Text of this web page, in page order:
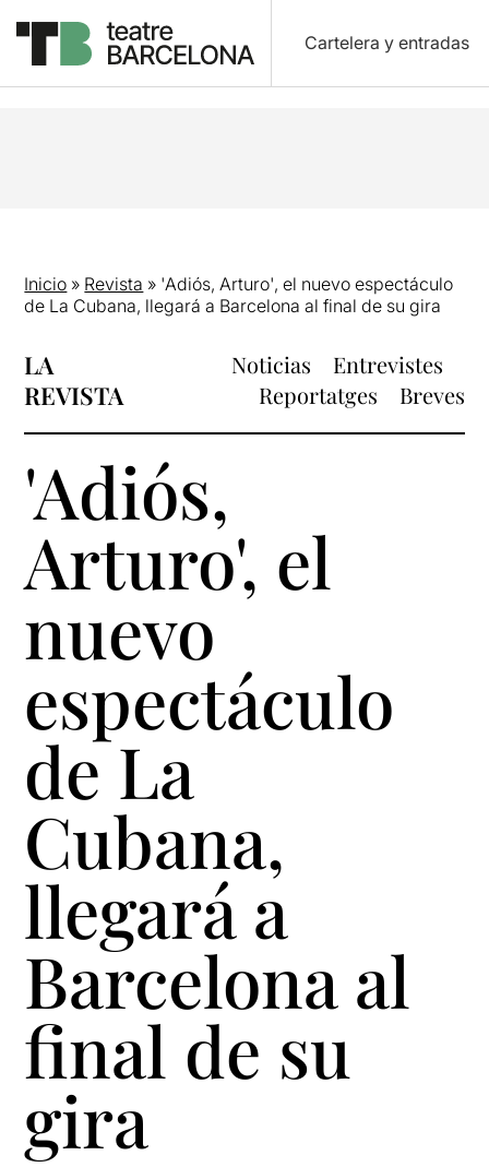
Cartelera y entradas
Inicio » Revista » 'Adiós, Arturo', el nuevo espectáculo
de La Cubana, llegará a Barcelona al final de su gira
LA
REVISTA
Noticias
Entrevistes
Reportatges
Breves
'Adiós,
Arturo', el
nuevo
espectáculo
de La
Cubana,
llegará a
Barcelona al
final de su
gira